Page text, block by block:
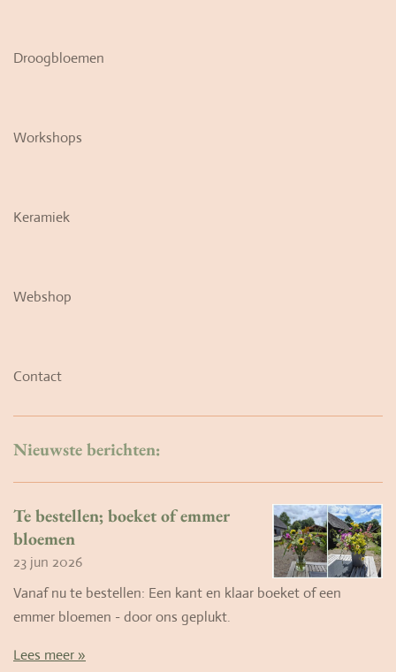
Droogbloemen
Workshops
Keramiek
Webshop
Contact
Nieuwste berichten:
Te bestellen; boeket of emmer
bloemen
23 jun 2026
Vanaf nu te bestellen: Een kant en klaar boeket of een
emmer bloemen - door ons geplukt.
Lees meer »